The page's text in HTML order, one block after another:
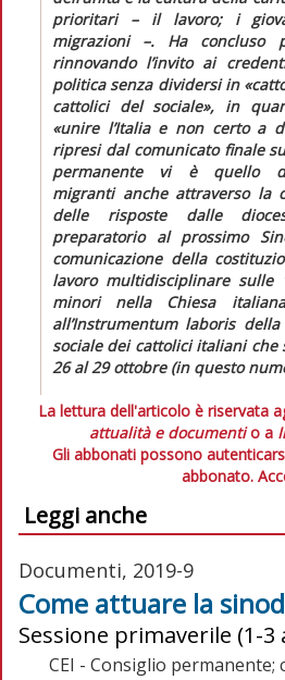
prioritari – il lavoro; i
migrazioni –. Ha concluso
rinnovando l’invito ai
politica senza dividersi in
cattolici del sociale», in
«unire l’Italia e non certo a
ripresi dal comunicato finale
permanente vi è quello
migranti anche attraverso la
delle risposte dalle
preparatorio al prossimo
comunicazione della
lavoro multidisciplinare sulle
minori nella Chiesa
all’Instrumentum laborisdella
sociale dei cattolici italiani che
26 al 29 ottobre (in questo
La lettura dell'articolo è riservata
attualità e documentio a
Gli abbonati possono
abbonato.
Leggi anche
Documenti, 2019-9
Come attuare la
Sessione primaverile (1-3
CEI - Consiglio permanente;